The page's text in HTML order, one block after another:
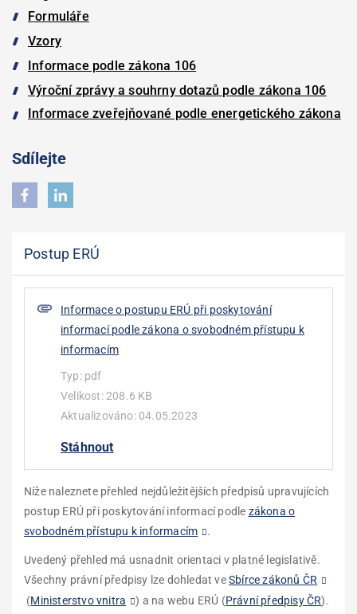
Postup ERÚ
Informace o postupu ERÚ při poskytování
informací podle zákona o svobodném přístupu k
informacím
Typ: pdf
Velikost:208.6 KB
Aktualizováno: 04.05.2023
Stáhnout
Níže naleznete přehled nejdůležitějších předpisů upravujících
postup ERÚ při poskytování informací podle zákona o
svobodném přístupu k informacím
.
Uvedený přehled má usnadnit orientaci v platné legislativě.
Všechny právní předpisy lze dohledat veSbírce zákonů ČR
(Ministerstvo vnitra ) a na webu ERÚ (Právní předpisy ČR).
Formuláře
Vzory
Informace podle zákona 106
Výroční zprávy a souhrny dotazů podle zákona 106
Informace zveřejňované podle energetického zákona
Sdílejte